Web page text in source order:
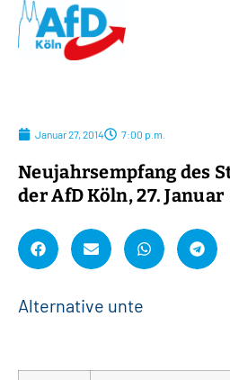
Januar 27, 2014 7:00 p.m.
Neujahrsempfang des
der AfD Köln, 27. Januar
Alternative unte